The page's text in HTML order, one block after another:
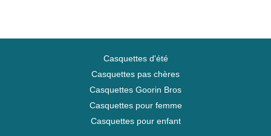
Casquettes d'été
Casquettes pas chères
Casquettes Goorin Bros
Casquettes pour femme
Casquettes pour enfant